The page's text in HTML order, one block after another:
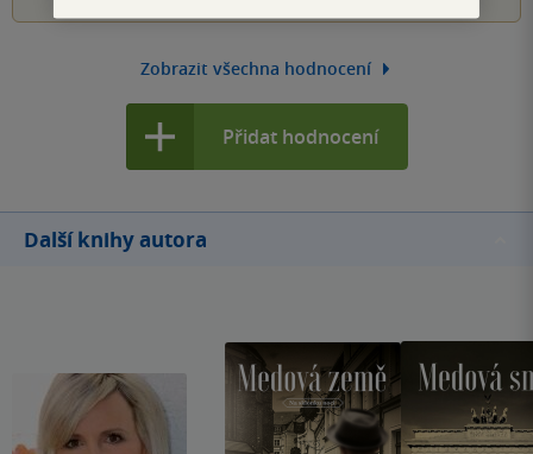
Zobrazit všechna hodnocení
Přidat hodnocení
Další knihy autora